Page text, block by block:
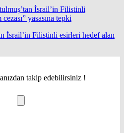
İsrail’in Filistinli esirleri hedef alan
takip edebilirsiniz !